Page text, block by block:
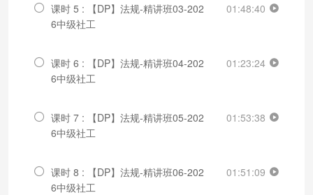
课时 5 : 【DP】法规-精讲班03-202
6中级社工
01:48:40
课时 6 : 【DP】法规-精讲班04-202
6中级社工
01:23:24
课时 7 : 【DP】法规-精讲班05-202
6中级社工
01:53:38
课时 8 : 【DP】法规-精讲班06-202
6中级社工
01:51:09